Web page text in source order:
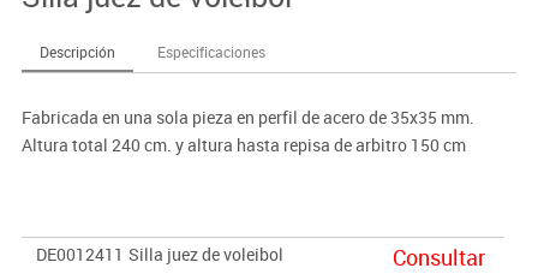
Descripción Especificaciones
Fabricada en una sola pieza en perfil de acero de 35x35 mm.
Altura total 240 cm. y altura hasta repisa de arbitro 150 cm
DE0012411 Silla juez de voleibol
Consultar